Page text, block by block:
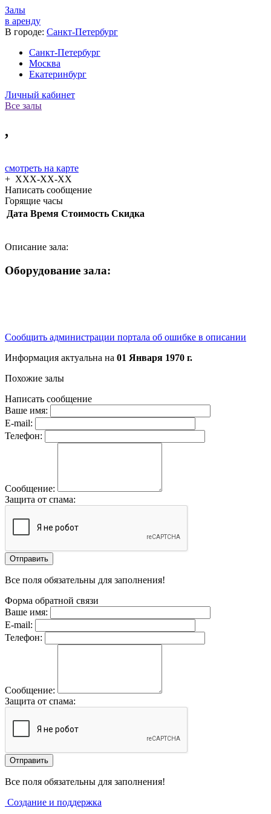
Залы
в аренду
В городе: Санкт-Петербург
Санкт-Петербург
Москва
Екатеринбург
Личный кабинет
Все залы
,
смотреть на карте
+ XXX-XX-XX
Написать сообщение
Горящие часы
Дата Время Стоимость Скидка
Описание зала:
Оборудование зала:
Сообщить администрации портала об ошибке в описании
Информация актуальна на 01 Января 1970 г.
Похожие залы
Написать сообщение
Ваше имя:
E-mail:
Телефон:
Сообщение:
Защита от спама:
Все поля обязательны для заполнения!
Форма обратной связи
Ваше имя:
E-mail:
Телефон:
Сообщение:
Защита от спама:
Все поля обязательны для заполнения!
Создание и поддержка